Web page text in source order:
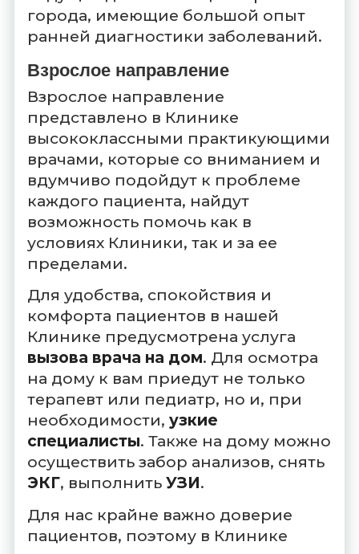
города, имеющие большой опыт
ранней диагностики заболеваний.
Взрослое направление
Взрослое направление
представлено в Клинике
высококлассными практикующими
врачами, которые со вниманием и
вдумчиво подойдут к проблеме
каждого пациента, найдут
возможность помочь как в
условиях Клиники, так и за ее
пределами.
Для удобства, спокойствия и
комфорта пациентов в нашей
Клинике предусмотрена услуга
вызова врача на дом. Для осмотра
на дому к вам приедут не только
терапевт или педиатр, но и, при
необходимости,узкие
специалисты. Также на дому можно
осуществить забор анализов, снять
ЭКГ, выполнитьУЗИ.
Для нас крайне важно доверие
пациентов, поэтому в Клинике